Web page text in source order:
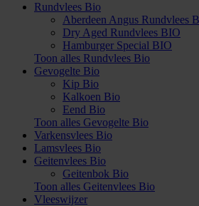
Rundvlees Bio
Aberdeen Angus Rundvlees
Dry Aged Rundvlees BIO
Hamburger Special BIO
Toon alles Rundvlees Bio
Gevogelte Bio
Kip Bio
Kalkoen Bio
Eend Bio
Toon alles Gevogelte Bio
Varkensvlees Bio
Lamsvlees Bio
Geitenvlees Bio
Geitenbok Bio
Toon alles Geitenvlees Bio
Vleeswijzer